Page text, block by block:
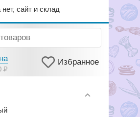
сайт и склад
Р
Избранное